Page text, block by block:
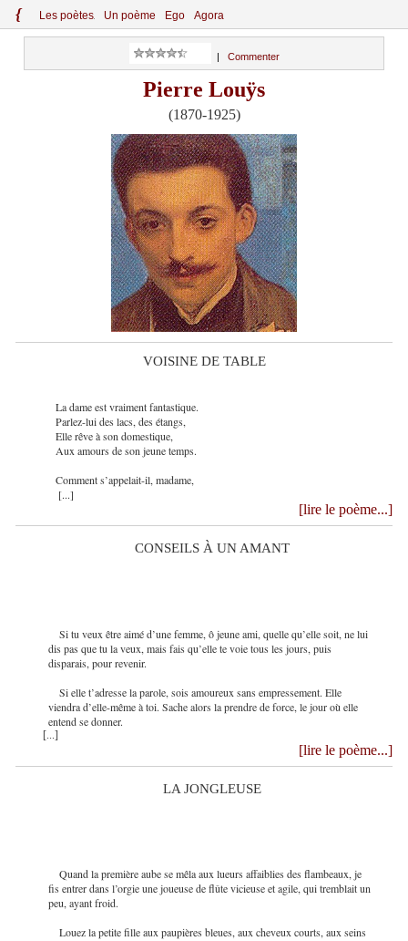
{ Les poètes Un poème Ego Agora
Commenter
Pierre Louÿs
(1870-1925)
VOISINE DE TABLE
La dame est vraiment fantastique.
Parlez-lui des lacs, des étangs,
Elle rêve à son domestique,
Aux amours de son jeune temps.
Comment s’appelait-il, madame,
[...]
[lire le poème...]
CONSEILS À UN AMANT
Si tu veux être aimé d’une femme, ô jeune ami, quelle qu’elle soit, ne lui
dis pas que tu la veux, mais fais qu’elle te voie tous les jours, puis
disparais, pour revenir.
Si elle t’adresse la parole, sois amoureux sans empressement. Elle
viendra d’elle-même à toi. Sache alors la prendre de force, le jour où elle
entend se donner.
[...]
[lire le poème...]
LA JONGLEUSE
Quand la première aube se mêla aux lueurs affaiblies des flambeaux, je
fis entrer dans l’orgie une joueuse de flûte vicieuse et agile, qui tremblait un
peu, ayant froid.
Louez la petite fille aux paupières bleues, aux cheveux courts, aux seins